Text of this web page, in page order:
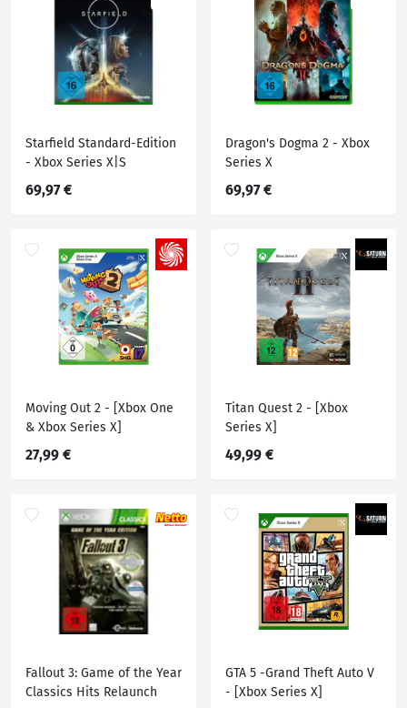
Starfield Standard-Edition
- Xbox Series X|S
69,97 €
Dragon's Dogma 2 - Xbox
Series X
69,97 €
Moving Out 2 - [Xbox One
& Xbox Series X]
27,99 €
Titan Quest 2 - [Xbox
Series X]
49,99 €
Fallout 3: Game of the Year
Classics Hits Relaunch
GTA 5 -Grand Theft Auto V
- [Xbox Series X]